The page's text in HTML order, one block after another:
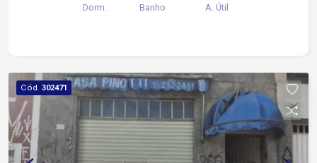
região estratégica da cidade. Agende sua visita.
Dorm. Banho A. Útil
Cód. 302471